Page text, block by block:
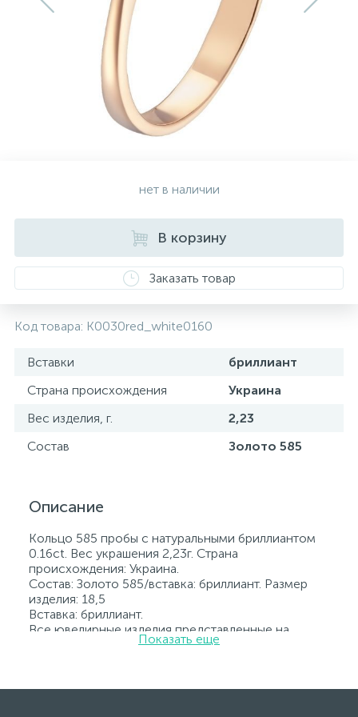
нет в наличии
В корзину
Заказать товар
Код товара: K0030red_white0160
Вставки
бриллиант
Страна происхождения
Украина
Вес изделия, г.
2,23
Состав
Золото 585
Описание
Кольцо 585 пробы с натуральными бриллиантом
0.16ct. Вес украшения 2,23г. Страна
происхождения: Украина.
Состав: Золото 585/вставка: бриллиант. Размер
изделия: 18,5
Вставка: бриллиант.
Все ювелирные изделия представленные на
нашем сайте прошли внутренний контроль
стоит соответствующая проба. К каждому
Показать еще
Серебряные колье
Серебряные цепочки
Серебряные сувениры
Золотые серьги